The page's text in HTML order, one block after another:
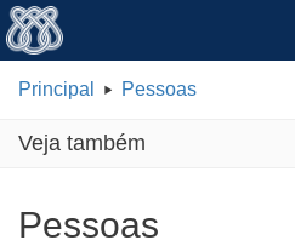
Principal Pessoas
Veja também
Pessoas